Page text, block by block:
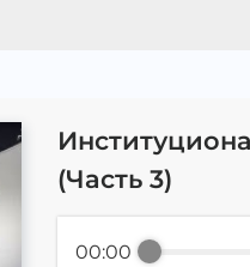
(Часть 3)
00:00